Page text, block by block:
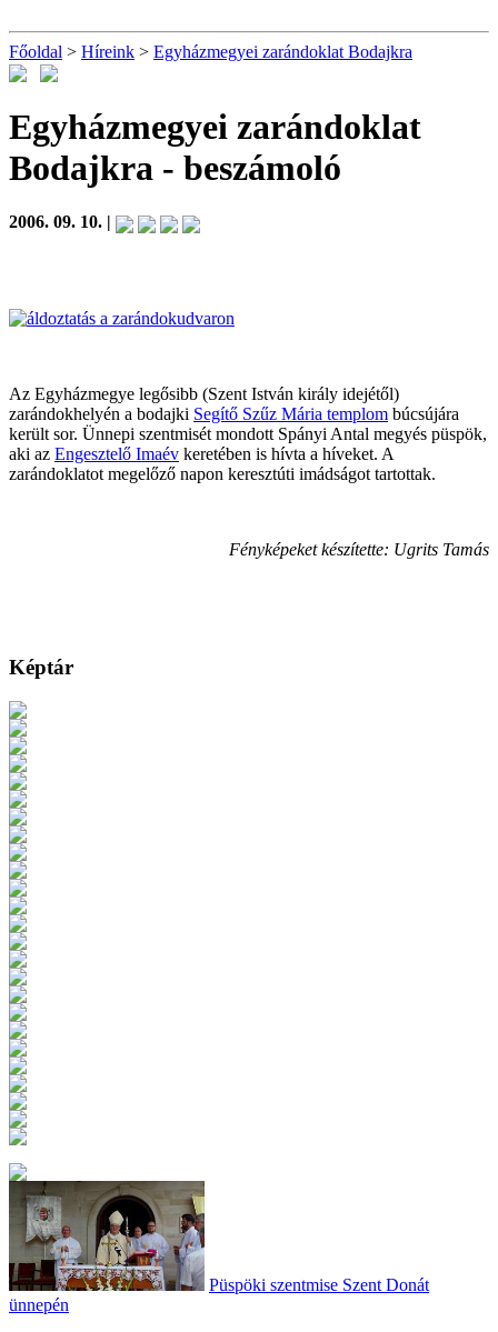
Főoldal > Híreink > Egyházmegyei zarándoklat Bodajkra
Egyházmegyei zarándoklat
Bodajkra - beszámoló
2006. 09. 10. |
Az Egyházmegye legősibb (Szent István király idejétől)
zarándokhelyén a bodajki Segítő Szűz Mária templom búcsújára
került sor. Ünnepi szentmisét mondott Spányi Antal megyés püspök,
aki az Engesztelő Imaév keretében is hívta a híveket. A
zarándoklatot megelőző napon keresztúti imádságot tartottak.
Fényképeket készítette: Ugrits Tamás
Képtár
Püspöki szentmise Szent Donát
ünnepén